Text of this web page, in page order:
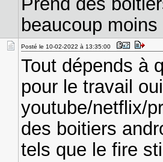
beaucoup moins
Posté le 10-02-2022 à 13:35:00
Tout dépends à
pour le travail
youtube/netflix/
des boitiers
tels que le fire